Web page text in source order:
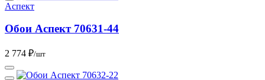
Аспект
Обои Аспект 70631-44
2 774 ₽/шт